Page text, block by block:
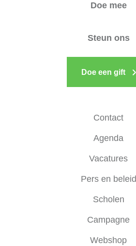
Doe mee
Steun ons
Doe een gift
Contact
Agenda
Vacatures
Pers en beleid
Scholen
Campagne
Webshop